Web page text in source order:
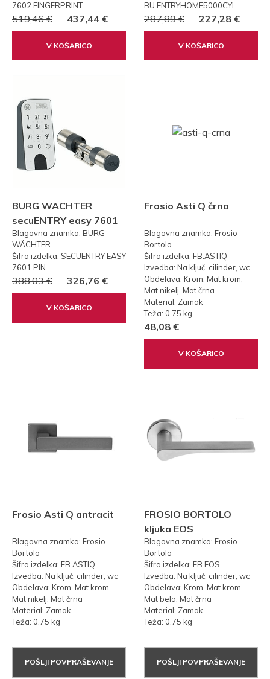
7602 FINGERPRINT
519,46 € 437,44 €
V KOŠARICO
BU.ENTRYHOME5000CYL
287,89 € 227,28 €
V KOŠARICO
BURG WACHTER
secuENTRY easy 7601
PIN KODA
Blagovna znamka: BURG-
WÄCHTER
Šifra izdelka: SECUENTRY EASY
7601 PIN
388,03 € 326,76 €
V KOŠARICO
Frosio Asti Q črna
Blagovna znamka: Frosio
Bortolo
Šifra izdelka: FB.ASTIQ
Izvedba: Na ključ, cilinder, wc
Obdelava: Krom, Mat krom,
Mat nikelj, Mat črna
Material: Zamak
Teža: 0,75 kg
48,08 €
V KOŠARICO
Frosio Asti Q antracit
Blagovna znamka: Frosio
Bortolo
Šifra izdelka: FB.ASTIQ
Izvedba: Na ključ, cilinder, wc
Obdelava: Krom, Mat krom,
Mat nikelj, Mat črna
Material: Zamak
Teža: 0,75 kg
POŠLJI POVPRAŠEVANJE
FROSIO BORTOLO
kljuka EOS
Blagovna znamka: Frosio
Bortolo
Šifra izdelka: FB.EOS
Izvedba: Na ključ, cilinder, wc
Obdelava: Krom, Mat krom,
Mat bela, Mat črna
Material: Zamak
Teža: 0,75 kg
POŠLJI POVPRAŠEVANJE